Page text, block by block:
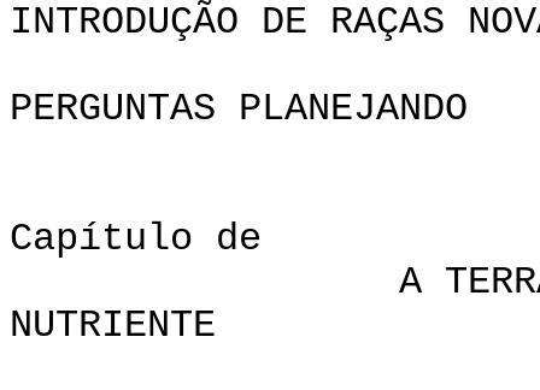
INTRODUÇÃO DE RAÇAS
PERGUNTAS PLANEJANDO
A
NUTRIENTE